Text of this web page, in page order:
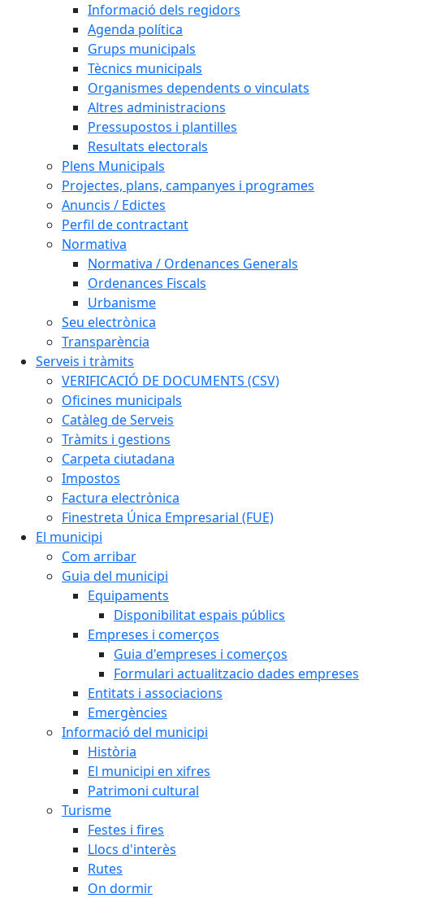
Informació dels regidors
Agenda política
Grups municipals
Tècnics municipals
Organismes dependents o vinculats
Altres administracions
Pressupostos i plantilles
Resultats electorals
Plens Municipals
Projectes, plans, campanyes i programes
Anuncis / Edictes
Perfil de contractant
Normativa
Normativa / Ordenances Generals
Ordenances Fiscals
Urbanisme
Seu electrònica
Transparència
Serveis i tràmits
VERIFICACIÓ DE DOCUMENTS (CSV)
Oficines municipals
Catàleg de Serveis
Tràmits i gestions
Carpeta ciutadana
Impostos
Factura electrònica
Finestreta Única Empresarial (FUE)
El municipi
Com arribar
Guia del municipi
Equipaments
Disponibilitat espais públics
Empreses i comerços
Guia d'empreses i comerços
Formulari actualitzacio dades empreses
Entitats i associacions
Emergències
Informació del municipi
Història
El municipi en xifres
Patrimoni cultural
Turisme
Festes i fires
Llocs d'interès
Rutes
On dormir